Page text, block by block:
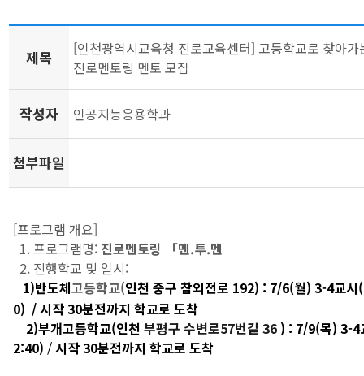
제목
[인천광역시교육청 진로교육센터] 고등학교로 찾아가
진로멘토링 멘토 모집
작성자 인공지능응용학과
첨부파일
[프로그램 개요]
1. 프로그램명: 진로멘토링 「멘.투.멘
2. 진행학교 및 일시:
1)반도체고등학교(인천 중구 참외전로 192) : 7/6(월) 3-4교시(
0) / 시작 30분전까지 학교로 도착
2)부개고등학교(인천부평구 수변로57번길 36 ) : 7/9(목) 3-4
2:40)/시작 30분전까지 학교로 도착